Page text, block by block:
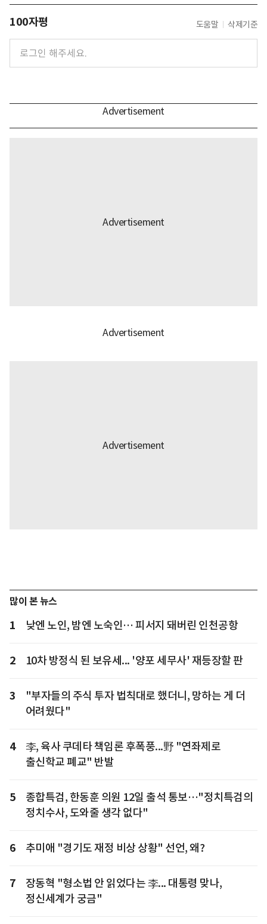
100자평 도움말 삭제기준
많이 본 뉴스
1 낮엔 노인, 밤엔 노숙인… 피서지 돼버린 인천공항
2 10차 방정식 된 보유세... '양포 세무사' 재등장할 판
3
"부자들의 주식 투자 법칙대로 했더니, 망하는 게 더
어려웠다"
4
李, 육사 쿠데타 책임론 후폭풍...野 "연좌제로
출신학교 폐교" 반발
5
종합특검, 한동훈 의원 12일 출석 통보…"정치특검의
정치수사, 도와줄 생각 없다"
6 추미애 "경기도 재정 비상 상황" 선언, 왜?
7
장동혁 "형소법 안 읽었다는 李... 대통령 맞나,
정신세계가 궁금"